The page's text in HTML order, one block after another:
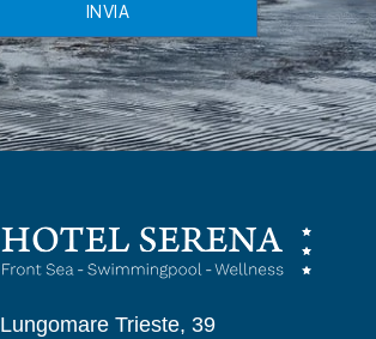
INVIA
Lungomare Trieste, 39